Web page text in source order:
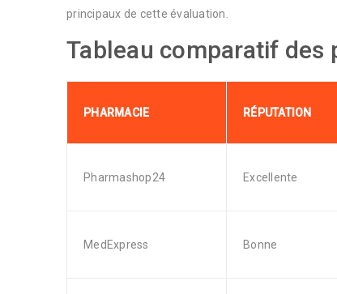
principaux de cette évaluation.
Tableau comparatif des
PHARMACIE RÉPUTATION
Pharmashop24 Excellente
MedExpress Bonne